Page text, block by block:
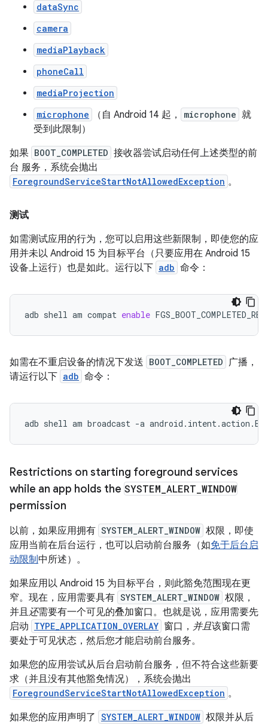
dataSync
camera
mediaPlayback
phoneCall
mediaProjection
microphone
（自 Android 14 起， microphone 就
受到此限制）
如果 BOOT_COMPLETED 接收器尝试启动任何上述类型的前
台 服务，系统会抛出
ForegroundServiceStartNotAllowedException 。
测试
如需测试应用的行为，您可以启用这些新限制，即使您的应
用并未以 Android 15 为目标平台（只要应用在 Android 15
设备上运行）也是如此。运行以下 adb 命令：
adb shell am compat enable
如需在不重启设备的情况下发送 BOOT_COMPLETED 广播，
请运行以下 adb 命令：
adb shell am broadcast -a
Restrictions on starting foreground services
while an app holds the SYSTEM ALERT WINDOW
permission
以前，如果应用拥有 SYSTEM_ALERT_WINDOW 权限，即使
应用当前在后台运行，也可以启动前台服务（如免于后台启
动限制中所述）。
如果应用以 Android 15 为目标平台，则此豁免范围现在更
窄。现在，应用需要具有 SYSTEM_ALERT_WINDOW 权限，
并且还需要有一个可见的叠加窗口。也就是说，应用需要先
启动 TYPE_APPLICATION_OVERLAY 窗口， 并且该窗口需
要处于可见状态，然后您才能启动前台服务。
如果您的应用尝试从后台启动前台服务，但不符合这些新要
求（并且没有其他豁免情况），系统会抛出
ForegroundServiceStartNotAllowedException 。
如果您的应用声明了 SYSTEM_ALERT_WINDOW 权限并从后